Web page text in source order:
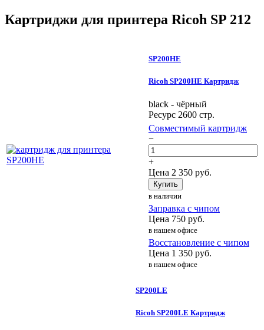
Картриджи для принтера Ricoh SP 212
SP200HE
Ricoh SP200HE Картридж
black - чёрный
Ресурс 2600 стр.
Совместимый картридж
−
+
Цена 2 350 руб.
Купить
в наличии
Заправка с чипом
Цена 750 руб.
в нашем офисе
Восстановление с чипом
Цена 1 350 руб.
в нашем офисе
SP200LE
Ricoh SP200LE Картридж